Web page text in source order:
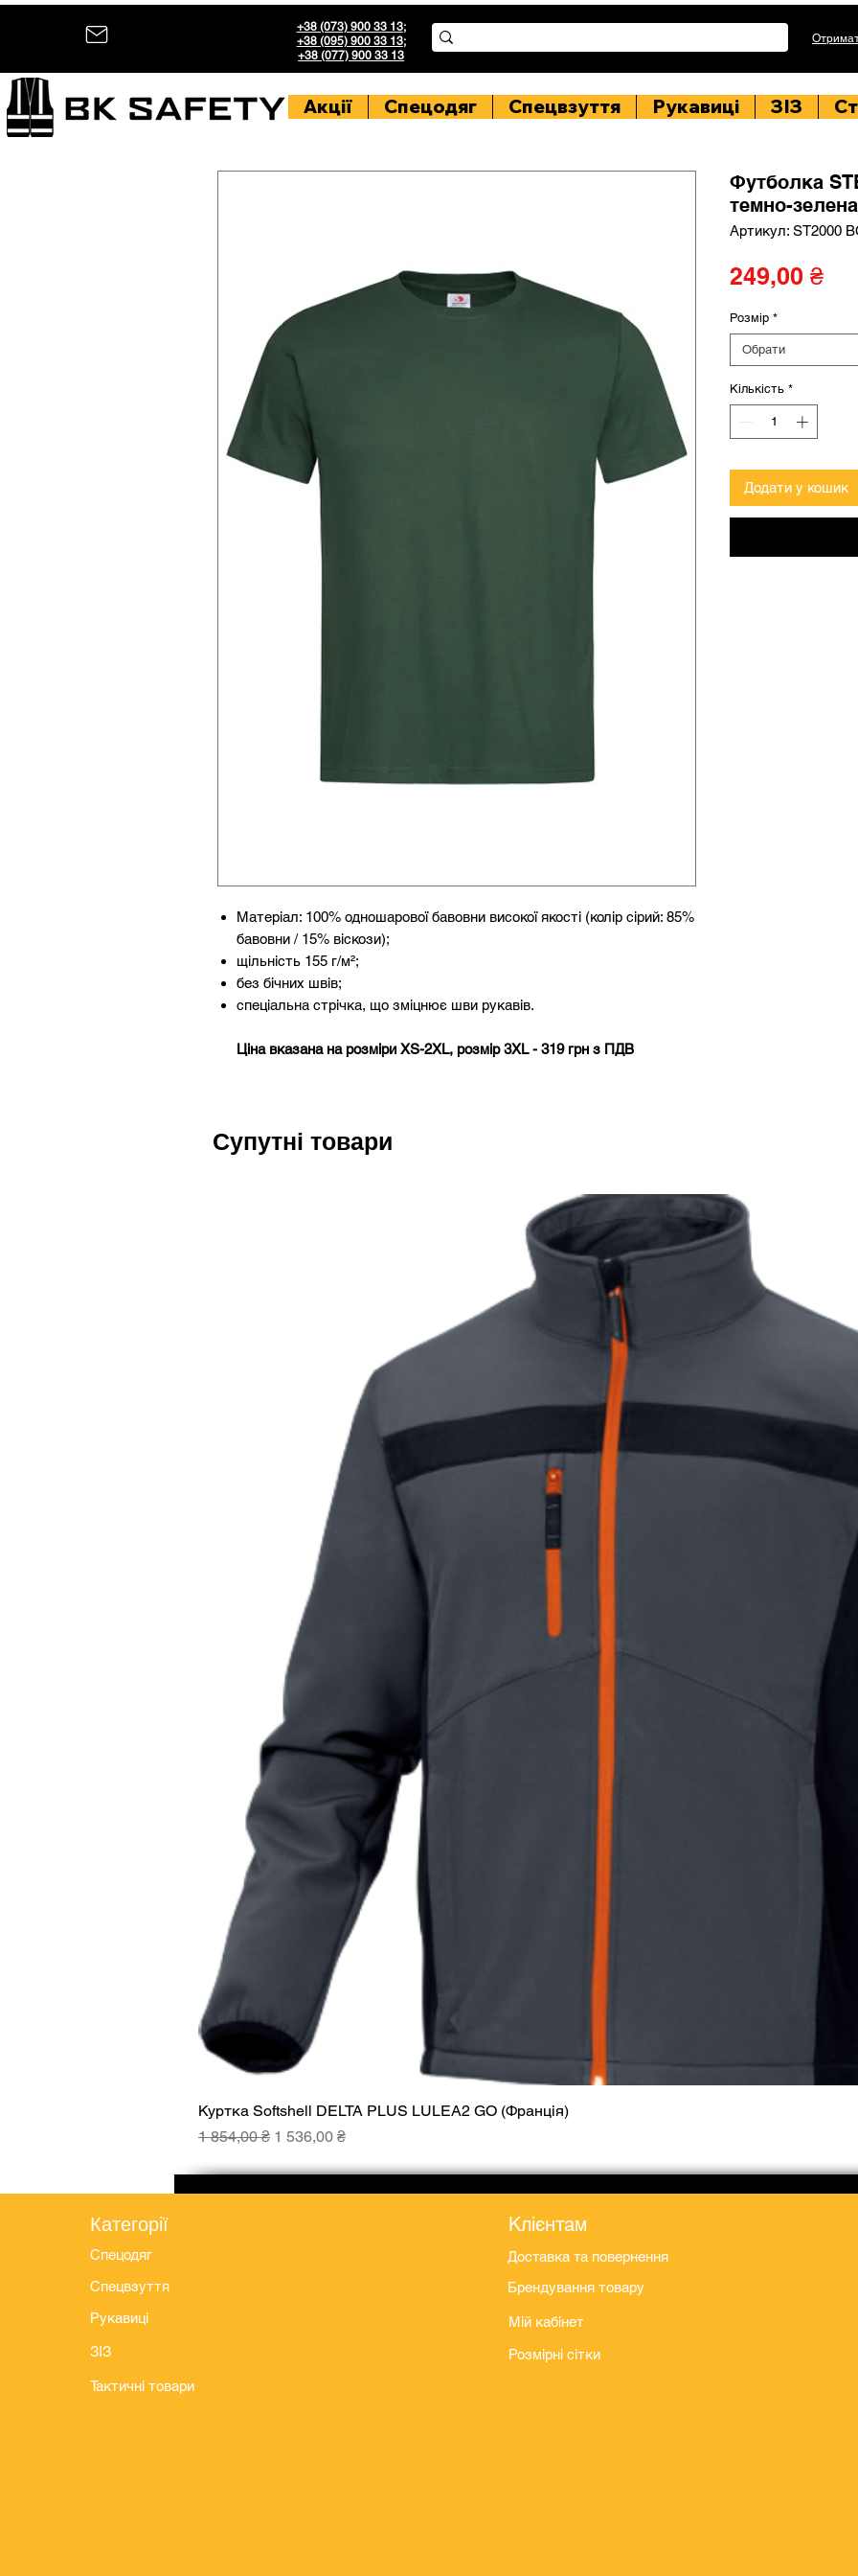
+38 (073) 900 33 13;
+38 (095) 900 33 13;
+38 (077) 900 33 13
Акції Спецодяг Спецвзуття Рукавиці ЗІЗ
Матеріал: 100% одношарової бавовни високої якості (колір сірий: 85%
бавовни / 15% віскози);
щільність 155 г/м²;
без бічних швів;
спеціальна стрічка, що зміцнює шви рукавів.
Ціна вказана на розміри XS-2XL, розмір 3XL - 319 грн з ПДВ
Футболка
темно-
Артикул: ST2000
249,00 ₴
Розмір *
Обрати
Кількість *
Додати у кошик
Супутні товари
Куртка Softshell DELTA PLUS LULEA2 GO (Франція)
Звичайна ціна
1 854,00 ₴ За розпродажем
1 536,00 ₴
Категорії
Спецодяг
Спецвзуття
Рукавиці
ЗІЗ
Тактичні товари
Клієнтам
Доставка та повернення
Брендування товару
Мій кабінет
Розмірні сітки